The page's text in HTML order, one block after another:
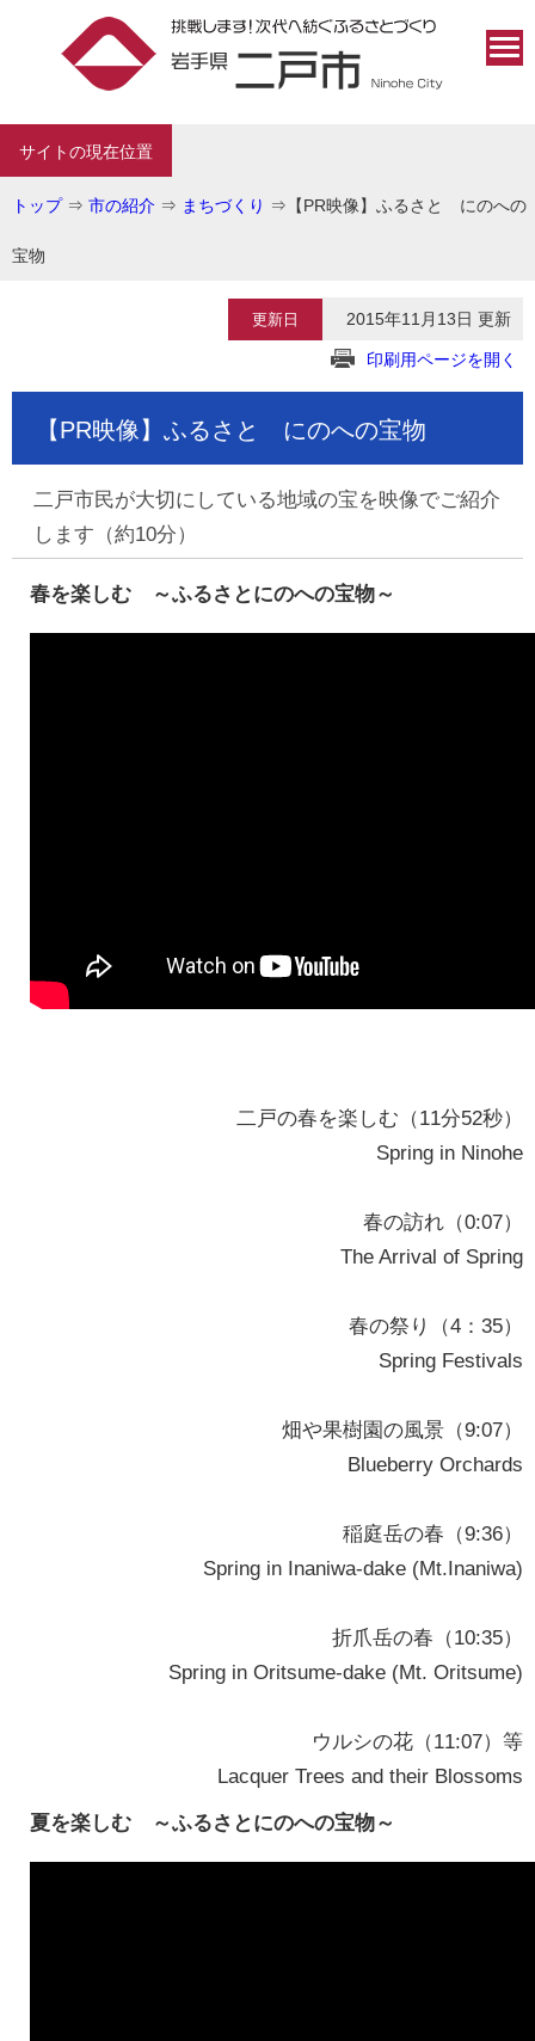
サイトの現在位置
トップ⇒ 市の紹介 ⇒ まちづくり ⇒ 【PR映像】ふるさと にのへの
宝物
更新日 2015年11月13日 更新
印刷用ページを開く
【PR映像】ふるさと にのへの宝物
二戸市民が大切にしている地域の宝を映像でご紹介
します（約10分）
春を楽しむ ～ふるさとにのへの宝物～
二戸の春を楽しむ（11分52秒）
Spring in Ninohe
春の訪れ（0:07）
The Arrival of Spring
春の祭り（4：35）
Spring Festivals
畑や果樹園の風景（9:07）
Blueberry Orchards
稲庭岳の春（9:36）
Spring in Inaniwa-dake (Mt.Inaniwa)
折爪岳の春（10:35）
Spring in Oritsume-dake (Mt. Oritsume)
ウルシの花（11:07）等
Lacquer Trees and their Blossoms
夏を楽しむ ～ふるさとにのへの宝物～